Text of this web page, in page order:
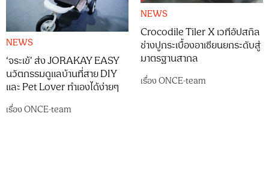
NEWS
‘จระเข้’ ส่ง JORAKAY EASY
นวัตกรรมดูแลบ้านที่สาย DIY
และ Pet Lover ทำเองได้ง่ายๆ
เรื่องONCE-team
NEWS
Crocodile Tiler X เวทีอัปสกิล
ช่างปูกระเบื้องอาเซียนยกระดับสู่
มาตรฐานสากล
เรื่องONCE-team